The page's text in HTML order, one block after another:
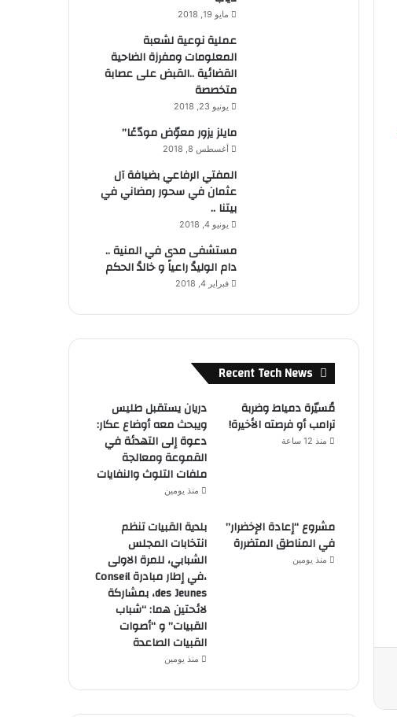
مايو 19, 2018
عملية نوعية لشعبة
المعلومات ومفرزة الضاحية
القضائية ..القبض على عصابة
متخصصة
يونيو 23, 2018
مايلز يزور معوّض مودّعًا”
أغسطس 8, 2018
المفتي الرفاعي بضيافة آل
عثمان في سحور رمضاني في
بيتنا ..
يونيو 4, 2018
مستشفى مدى في المنية ..
دام الوليدُ راعياً و خالدُ الحكم
فبراير 4, 2018
Recent Tech News
مُسيّرة دمياط وضربة
ترامب أو فرصته الأخيرة!
منذ 12 ساعة
دريان يستقبل طليس
ويبحث معه أوضاع عكار:
دعوة إلى التهدئة في
القموعة ومعالجة
ملفات التلوث والنفايات
منذ يومين
مشروع “إعادة الإخضرار”
في المناطق المتضررة
منذ يومين
بلدية القبيات تنظم
انتخابات المجلس
الشبابي، للمرة الاولى
،في إطار مبادرة Conseil
des Jeunes، بمشاركة
لائحتين هما: “شباب
القبيات” و “أصوات
القبيات الصاعدة
منذ يومين